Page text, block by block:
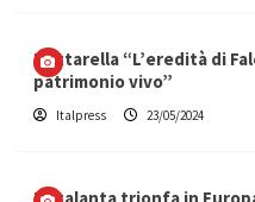
Mattarella “L’eredità di
patrimonio vivo”
Italpress 23/05/2024